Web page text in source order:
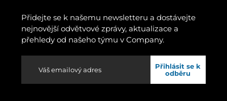
Přidejte se k našemu newsletteru a dostávejte
nejnovější odvětvové zprávy, aktualizace a
přehledy od našeho týmu v Company.
Přihlásit se k
odběru